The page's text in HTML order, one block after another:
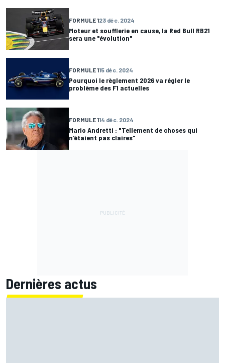
FORMULE 123 déc. 2024
Moteur et soufflerie en cause, la Red Bull RB21
sera une "évolution"
FORMULE 115 déc. 2024
Pourquoi le règlement 2026 va régler le
problème des F1 actuelles
FORMULE 114 déc. 2024
Mario Andretti : "Tellement de choses qui
n'étaient pas claires"
Dernières actus